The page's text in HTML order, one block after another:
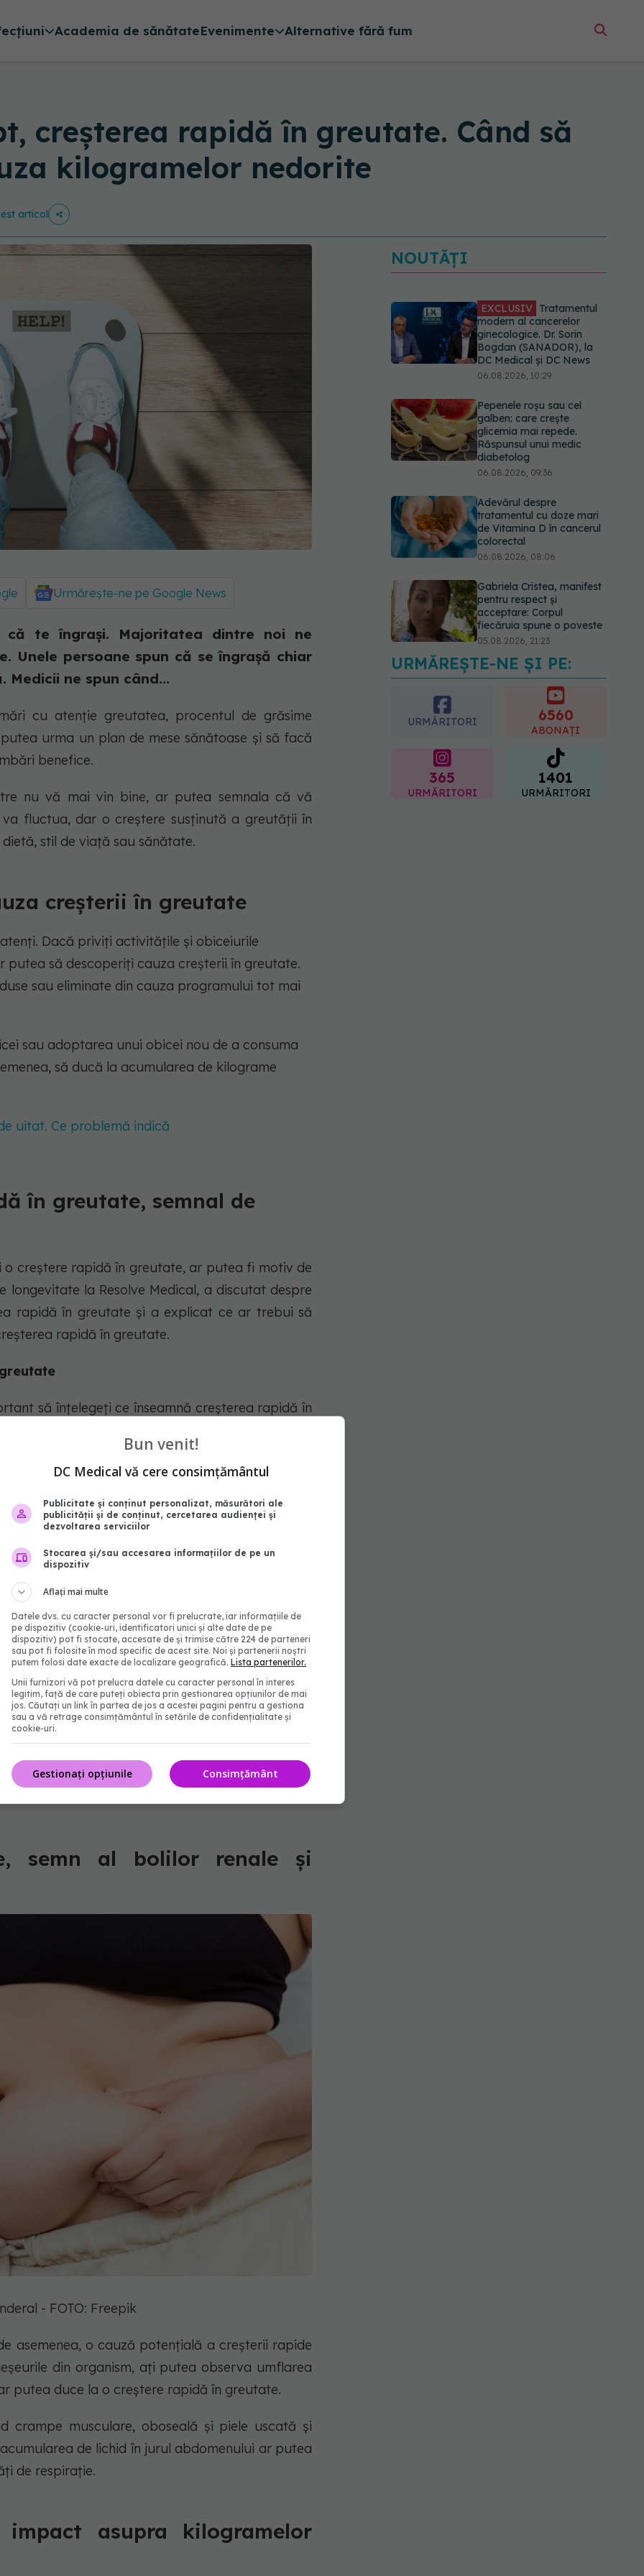
Academia de sănătateEvenimente Alternative fără fum
creșterea rapidă în greutate. Când să
kilogramelor nedorite
articol
Urmărește-ne pe Google News
te îngrași. Majoritatea dintre noi ne
Unele persoane spun că se îngrașă chiar
ne spun când...
cu atenție greutatea, procentul de grăsime
urma un plan de mese sănătoase și să facă
benefice.
nu vă mai vin bine, ar putea semnala că vă
fluctua, dar o creștere susținută a greutății în
stil de viață sau sănătate.
creșterii în greutate
Dacă priviți activitățile și obiceiurile
putea să descoperiți cauza creșterii în greutate.
sau eliminate din cauza programului tot mai
sau adoptarea unui obicei nou de a consuma
să ducă la acumularea de kilograme
uitat. Ce problemă indică
în greutate, semnal de
creștere rapidă în greutate, ar putea fi motiv de
longevitate la Resolve Medical, a discutat despre
rapidă în greutate și a explicat ce ar trebui să
rapidă în greutate.
să înțelegeți ce înseamnă creșterea rapidă în
fi definită ca îngrășarea cu mai mult de 5
potrivit
în greutate ar putea fi un simptom al unei
funcționează necorespunzător.
în greutate a două sau trei kilograme într-
ar putea indica retenție de lichide.
fluctua de la o zi la alta, creșterea în greutate
umflături sau confuzie ar putea indica
cu antibioticul. Marinescu: Sunt frecție la picior
dar luăm antibiotice care au reacții adverse. Le
semn al bolilor renale și
- FOTO: Freepik
asemenea, o cauză potențială a creșterii rapide
din organism, ați putea observa umflarea
putea duce la o creștere rapidă în greutate.
crampe musculare, oboseală și piele uscată și
de lichid în jurul abdomenului ar putea
de respirație.
impact asupra kilogramelor
NOUTĂȚI
EXCLUSIV Tratamentul
modern al cancerelor
ginecologice. Dr. Sorin
Bogdan (SANADOR), la
DC Medical și DC News
06.08.2026, 10:29
Pepenele roșu sau cel
galben: care crește
glicemia mai repede.
Răspunsul unui medic
diabetolog
06.08.2026, 09:36
Adevărul despre
tratamentul cu doze mari
de Vitamina D în cancerul
colorectal
06.08.2026, 08:06
Gabriela Cristea, manifest
pentru respect și
acceptare: Corpul
fiecăruia spune o poveste
05.08.2026, 21:23
Medicii de la Fundeni
demontează unul dintre
cele mai răspândite mituri
despre diabet
06.08.2026, 11:52
URMĂREȘTE-NE ȘI PE:
URMĂRITORI 6560
ABONAȚI
365
URMĂRITORI
1401
URMĂRITORI
Bun venit!
DC Medical vă cere consimțământul
Publicitate și conținut personalizat, măsurători ale
publicității și de conținut, cercetarea audienței și
dezvoltarea serviciilor
Stocarea și/sau accesarea informațiilor de pe un
dispozitiv
Aflați mai multe
Datele dvs. cu caracter personal vor fi prelucrate, iar informațiile de
pe dispozitiv (cookie-uri, identificatori unici și alte date de pe
dispozitiv) pot fi stocate, accesate de și trimise către 224 de parteneri
sau pot fi folosite în mod specific de acest site. Noi și partenerii noștri
putem folosi date exacte de localizare geografică. Lista partenerilor.
Unii furnizori vă pot prelucra datele cu caracter personal în interes
legitim, față de care puteți obiecta prin gestionarea opțiunilor de mai
jos. Căutați un link în partea de jos a acestei pagini pentru a gestiona
sau a vă retrage consimțământul în setările de confidențialitate și
cookie-uri.
Consimțământ
Gestionați opțiunile